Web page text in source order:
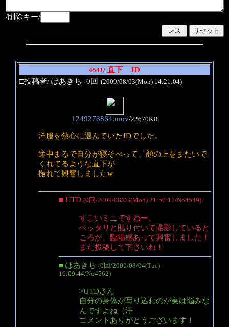
/削除キー/
4541/ 直下 JD
□投稿者/ ぽあきち -0回-(2009/08/03(Mon) 14:21:04)
1249276864.mov/22670KB
洋服を熱心に選んでいたJDでした。
途中まるで自分が寝そべって、顔の上をまたいで
くれてるような直下が
撮れて興奮しましたw
■ UTD (0回/2009/08/03(Mon) 21:50:11/No4549)
すごいミニですねー。
ベッタリと貼り付いて撮影していると
ころが、臨場感あって興奮しました！
また投稿して下さいね！
■ ぽあきち (0回/2009/08/04(Tue)
16:09:44/No4562)
>UTDさん
自分の身体が写り込むのが実は悩みな
んですよね（汗
コメントありがとうございます！